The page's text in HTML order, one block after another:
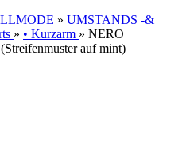
» UMSTANDS -&
» • Kurzarm » NERO
auf mint)